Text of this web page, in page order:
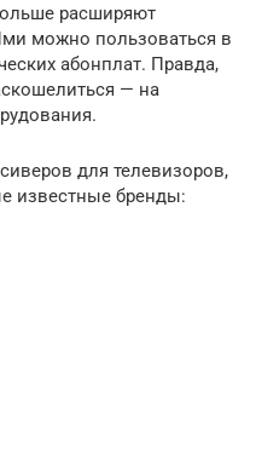
расширяют
можно пользоваться в
абонплат. Правда,
— на
для телевизоров,
известные бренды: